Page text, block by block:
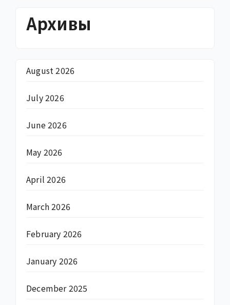
Архивы
August 2026
July 2026
June 2026
May 2026
April 2026
March 2026
February 2026
January 2026
December 2025